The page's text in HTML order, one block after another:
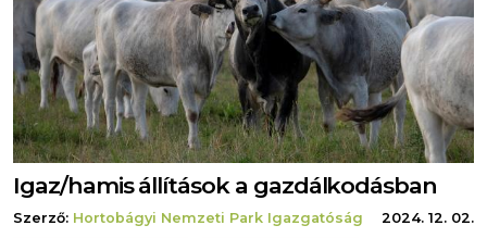
Igaz/hamis állítások a gazdálkodásban
Szerző: Hortobágyi Nemzeti Park Igazgatóság
2024. 12. 02.